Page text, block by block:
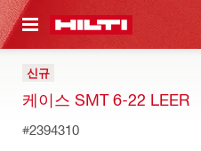
으로 건너뛰기
신규
케이스 SMT 6-22 LEER
#2394310